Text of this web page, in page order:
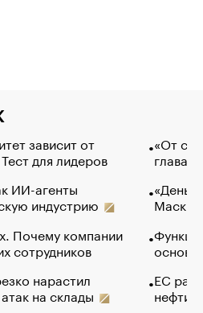
зависит от
для лидеров
ИИ-агенты
индустрию
Почему компании
сотрудников
нарастил
на склады
«От
глава
Маск в
основ
ЕС
нефти